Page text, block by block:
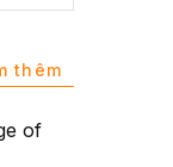
thêm
of